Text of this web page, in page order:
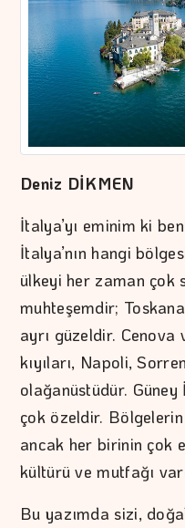
Deniz DİKMEN
İtalya’yı eminim ki
İtalya’nın hangi
ülkeyi her zaman çok
muhteşemdir;
ayrı güzeldir.
kıyıları, Napoli,
olağanüstüdür.
çok özeldir.
ancak her birinin çok
kültürü ve mutfağı
Bu yazımda sizi,